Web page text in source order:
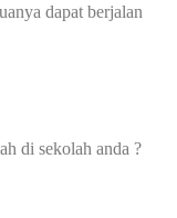
dapat berjalan
di sekolah anda ?